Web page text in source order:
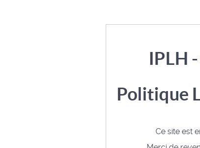
IPLH
Politique
Ce site est